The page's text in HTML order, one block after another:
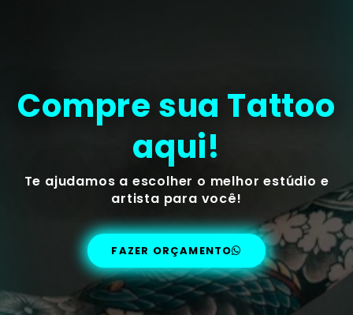
Compre sua Tattoo
aqui!
Te ajudamos a escolher o melhor estúdio e
artista para você!
FAZER ORÇAMENTO